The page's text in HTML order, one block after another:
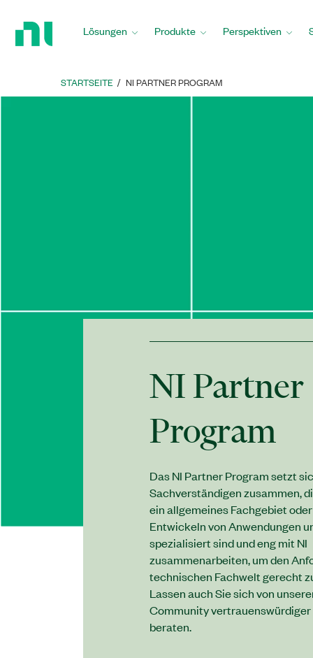
Lösungen Produkte Perspektiven
STARTSEITE NI PARTNER PROGRAM
NI Partner
Program
Das NI Partner Program setzt
Sachverständigen zusammen,
ein allgemeines Fachgebiet
Entwickeln von Anwendungen
spezialisiert sind und eng mit NI
zusammenarbeiten, um den
technischen Fachwelt gerecht
Lassen auch Sie sich von
Community vertrauenswürdiger
beraten.